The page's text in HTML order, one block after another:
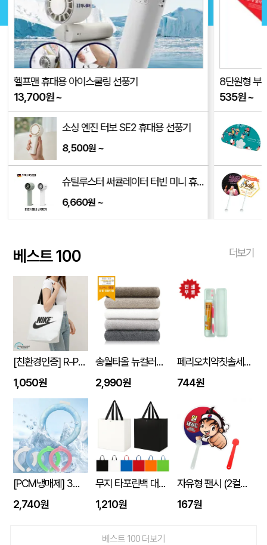
헬프맨 휴대용 아이스쿨링 선풍기
13,700원~
소싱 엔진 터보 SE2 휴대용 선풍기
8,500원~
슈틸루스터 써큘레이터 터빈 미니 휴대용 선풍기 ST-SF100
6,660원~
8단원형
535원~
베스트 100 더보기
[친환경인증] R-PET 고밀도 리유저블백 (검정내피/170g)(S~XL)
1,050원
송월타올 뉴컬러무지 150g (30수/40*80cm)
2,990원
페리오치약칫솔세트
744원
[PCM냉매제] 3세대 넥쿨러 쿨넥밴드
2,740원
무지 타포린백 대형 (42x40x23) 타포린가방 시장가방 보조가방 // 인쇄제작가능
1,210원
자유형 팬시 (2컬러) 부채 150&#8709;~190&#8709; (손잡이110mm)
167원
베스트 100 더보기